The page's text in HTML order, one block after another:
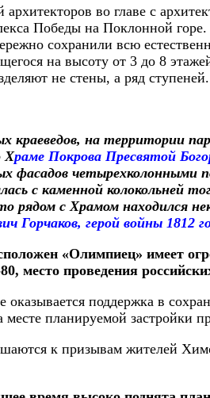
во главе с
Победы на Поклонной
сохранили всю
на высоту от 3 до 8
не стены, а ряд ступеней.
краеведов, на территории
Храме Покрова Пресвятой
фасадов
с каменной колокольней
с Храмом находился
Горчаков, герой войны 1812
«Олимпиец» имеет
место проведения
поддержка в
планируемой застройки
к призывам жителей